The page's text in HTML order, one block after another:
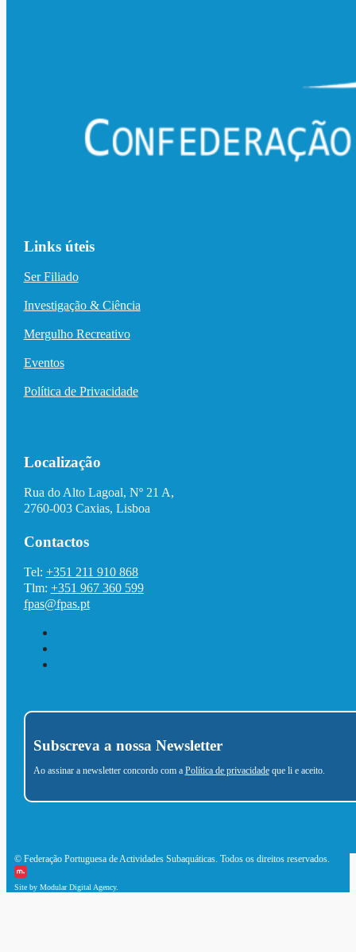
Links úteis
Ser Filiado
Investigação & Ciência
Mergulho Recreativo
Eventos
Política de Privacidade
Localização
Rua do Alto Lagoal, Nº 21 A,
2760-003 Caxias, Lisboa
Contactos
Tel: +351 211 910 868
Tlm: +351 967 360 599
fpas@fpas.pt
Subscreva a nossa Newsletter
Ao assinar a newsletter concordo com a Política de privacidadeque li e aceito.
© Federação Portuguesa de Actividades Subaquáticas. Todos os direitos reservados.
Site by Modular Digital Agency.